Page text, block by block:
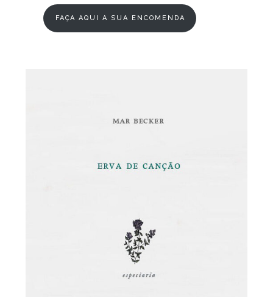
FAÇA AQUI A SUA ENCOMENDA